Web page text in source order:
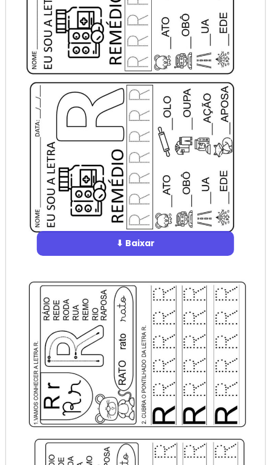
⬇ Baixar